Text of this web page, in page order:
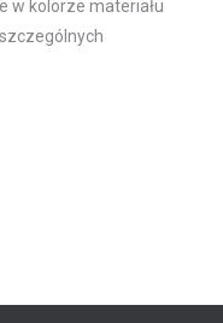
w kolorze materiału